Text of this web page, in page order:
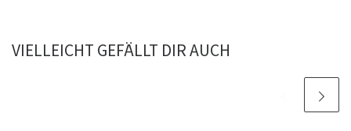
VIELLEICHT GEFÄLLT DIR AUCH